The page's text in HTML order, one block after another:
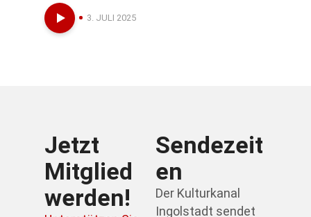
3. JULI 2025
Jetzt
Mitglied
werden!
Sendezeit
en
Der Kulturkanal
Ingolstadt sendet